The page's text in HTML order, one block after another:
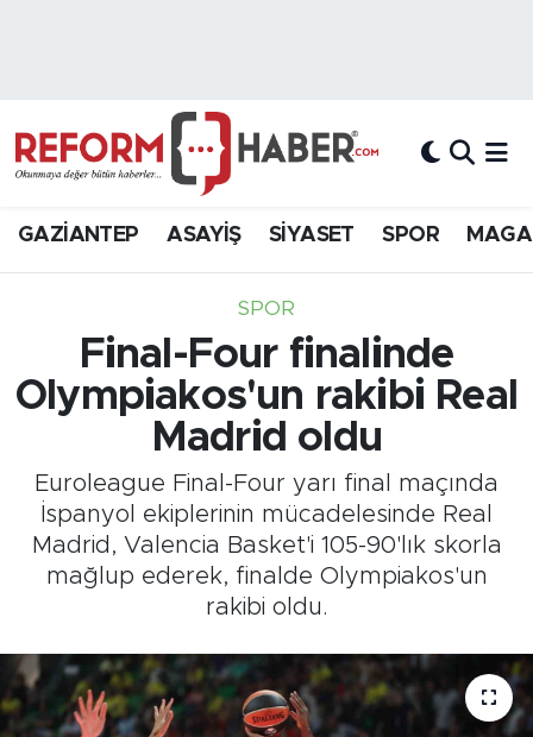
GAZİANTEP ASAYİŞ SİYASET SPOR
SPOR
Final-Four finalinde
Olympiakos'un rakibi Real
Madrid oldu
Euroleague Final-Four yarı final maçında
İspanyol ekiplerinin mücadelesinde Real
Madrid, Valencia Basket'i 105-90'lık skorla
mağlup ederek, finalde Olympiakos'un
rakibi oldu.
Hava Durumu
Süper Lig Puan Durumu ve Fikstür
Tüm Manşetler
Son Dakika Haberleri
Haber Arşivi